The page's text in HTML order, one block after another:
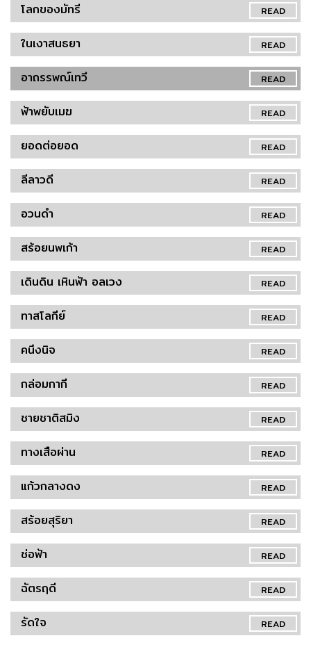
READ
โลกของมัทรี
READ
ในเงาสนธยา
READ
อาถรรพณ์เทวี
READ
ฟ้าพยับเมฆ
READ
ยอดต่อยอด
READ
ลีลาวดี
READ
อวนดำ
READ
สร้อยนพเก้า
READ
เดินดิน เหินฟ้า อลเวง
READ
ทาสโลกีย์
READ
คนึงนิจ
READ
กล่อมกากี
READ
ชายชาติสมิง
READ
ทางเสือผ่าน
READ
แก้วกลางดง
READ
สร้อยสุริยา
READ
ช่อฟ้า
READ
ฉัตรฤดี
READ
รัดใจ